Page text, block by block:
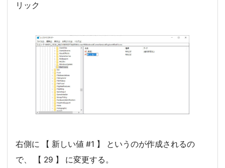
リック
右側に 【 新しい値 #1 】 というのが作成されるの
で、 【 29 】 に変更する。